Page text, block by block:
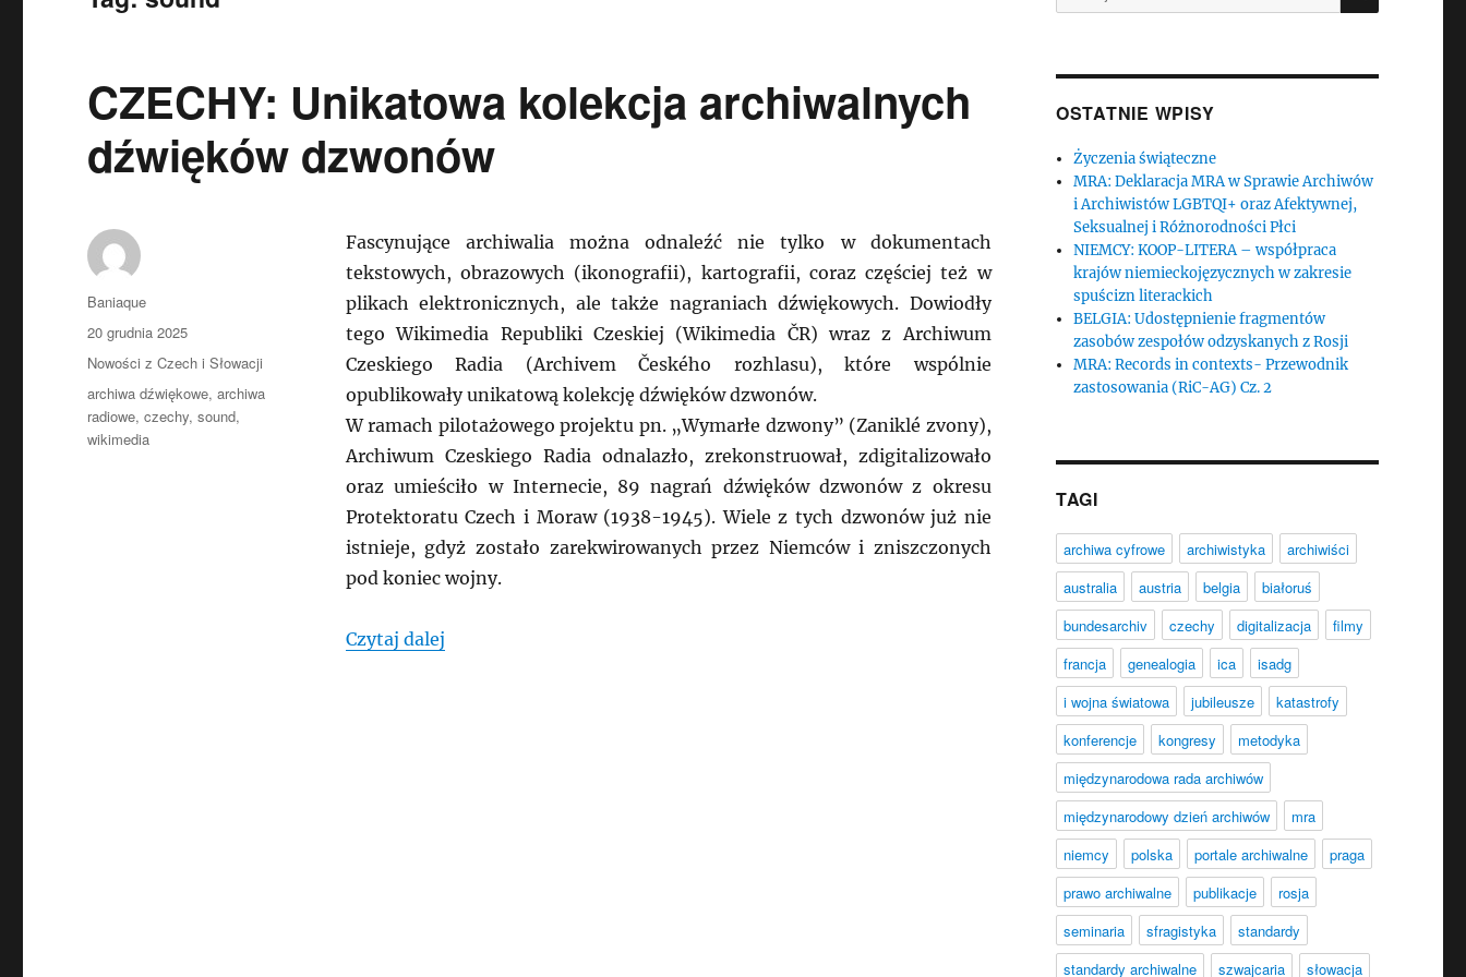
CZECHY: Unikatowa kolekcja archiwalnych
dźwięków dzwonów
Fascynujące archiwalia można odnaleźć nie tylko w dokumentach
tekstowych, obrazowych (ikonografii), kartografii, coraz częściej też w
plikach elektronicznych, ale także nagraniach dźwiękowych. Dowiodły
tego Wikimedia Republiki Czeskiej (Wikimedia ČR) wraz z Archiwum
Czeskiego Radia (Archivem Českého rozhlasu), które wspólnie
opublikowały unikatową kolekcję dźwięków dzwonów.
W ramach pilotażowego projektu pn. „Wymarłe dzwony” (Zaniklé zvony),
Archiwum Czeskiego Radia odnalazło, zrekonstruował, zdigitalizowało
oraz umieściło w Internecie, 89 nagrań dźwięków dzwonów z okresu
Protektoratu Czech i Moraw (1938-1945). Wiele z tych dzwonów już nie
istnieje, gdyż zostało zarekwirowanych przez Niemców i zniszczonych
pod koniec wojny.
Czytaj dalej„CZECHY: Unikatowa kolekcja archiwalnych dźwięków dzwonów”
Autor
Baniaque
Data
publikacji
20 grudnia 2025
Kategorie
Nowości z Czech i Słowacji
Tagi
archiwa dźwiękowe,archiwa
radiowe,czechy,sound,
wikimedia
OSTATNIE WPISY
Życzenia świąteczne
MRA: Deklaracja MRA w Sprawie Archiwów
i Archiwistów LGBTQI+ oraz Afektywnej,
Seksualnej i Różnorodności Płci
NIEMCY: KOOP-LITERA – współpraca
krajów niemieckojęzycznych w zakresie
spuścizn literackich
BELGIA: Udostępnienie fragmentów
zasobów zespołów odzyskanych z Rosji
MRA: Records in contexts- Przewodnik
zastosowania (RiC-AG) Cz. 2
TAGI
archiwa cyfrowe archiwistyka
archiwiści
australia
austria belgia
białoruś
bundesarchiv
czechy digitalizacja
filmy
francja
genealogia ica
isadg
i wojna światowa
jubileusze
katastrofy
konferencje
kongresy
metodyka
międzynarodowa rada archiwów
międzynarodowy dzień archiwów
mra
niemcy
polska portale archiwalne
praga
prawo archiwalne
publikacje
rosja
seminaria
sfragistyka
standardy
standardy archiwalne
szwajcaria słowacja